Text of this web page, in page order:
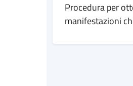
Procedura per
manifestazioni